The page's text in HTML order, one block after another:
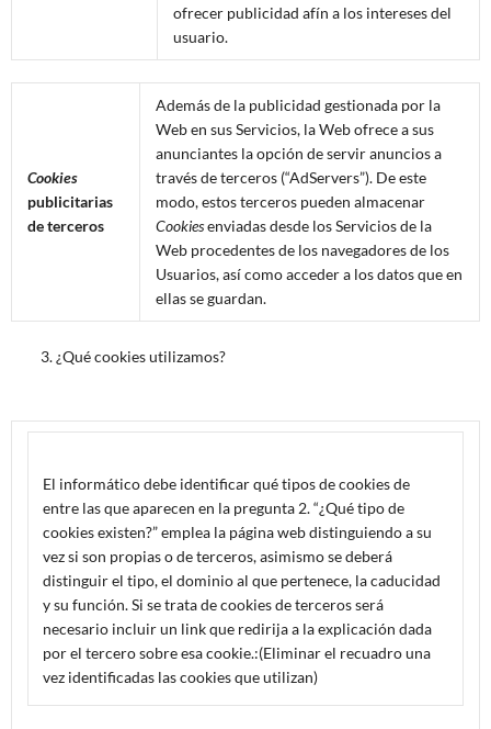
ofrecer publicidad afín a los intereses del
usuario.
Cookies
publicitarias
de terceros
Además de la publicidad gestionada por la
Web en sus Servicios, la Web ofrece a sus
anunciantes la opción de servir anuncios a
través de terceros (“AdServers”). De este
modo, estos terceros pueden almacenar
Cookiesenviadas desde los Servicios de la
Web procedentes de los navegadores de los
Usuarios, así como acceder a los datos que en
ellas se guardan.
¿Qué cookies utilizamos?
El informático debe identificar qué tipos de cookies de
entre las que aparecen en la pregunta 2. “¿Qué tipo de
cookies existen?” emplea la página web distinguiendo a su
vez si son propias o de terceros, asimismo se deberá
distinguir el tipo, el dominio al que pertenece, la caducidad
y su función. Si se trata de cookies de terceros será
necesario incluir un link que redirija a la explicación dada
por el tercero sobre esa cookie.:(Eliminar el recuadro una
vez identificadas las cookies que utilizan)